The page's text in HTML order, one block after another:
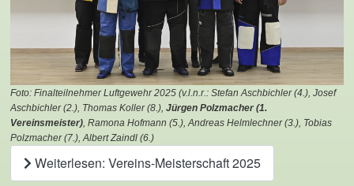
Foto: Finalteilnehmer Luftgewehr 2025 (v.l.n.r.: Stefan Aschbichler (4.), Josef
Aschbichler (2.), Thomas Koller (8.), Jürgen Polzmacher (1.
Vereinsmeister), Ramona Hofmann (5.), Andreas Helmlechner (3.), Tobias
Polzmacher (7.), Albert Zaindl (6.)
Weiterlesen: Vereins-Meisterschaft 2025